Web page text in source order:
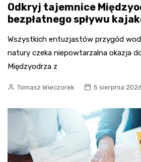
Odkryj tajemnice
bezpłatnego spływu
Wszystkich entuzjastów przygód
natury czeka niepowtarzalna okazja
Międzyodrza z
Tomasz Wieczorek 5 sierpnia